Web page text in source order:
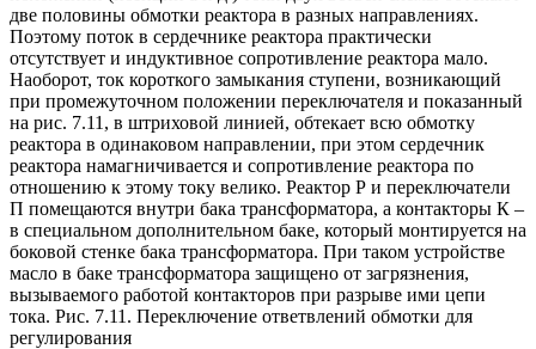
две половины обмотки реактора в разных направлениях.
Поэтому поток в сердечнике реактора практически
отсутствует и индуктивное сопротивление реактора мало.
Наоборот, ток короткого замыкания ступени, возникающий
при промежуточном положении переключателя и показанный
на рис. 7.11, в штриховой линией, обтекает всю обмотку
реактора в одинаковом направлении, при этом сердечник
реактора намагничивается и сопротивление реактора по
отношению к этому току велико. Реактор Р и переключатели
П помещаются внутри бака трансформатора, а контакторы К –
в специальном дополнительном баке, который монтируется на
боковой стенке бака трансформатора. При таком устройстве
масло в баке трансформатора защищено от загрязнения,
вызываемого работой контакторов при разрыве ими цепи
тока. Рис. 7.11. Переключение ответвлений обмотки для
регулирования